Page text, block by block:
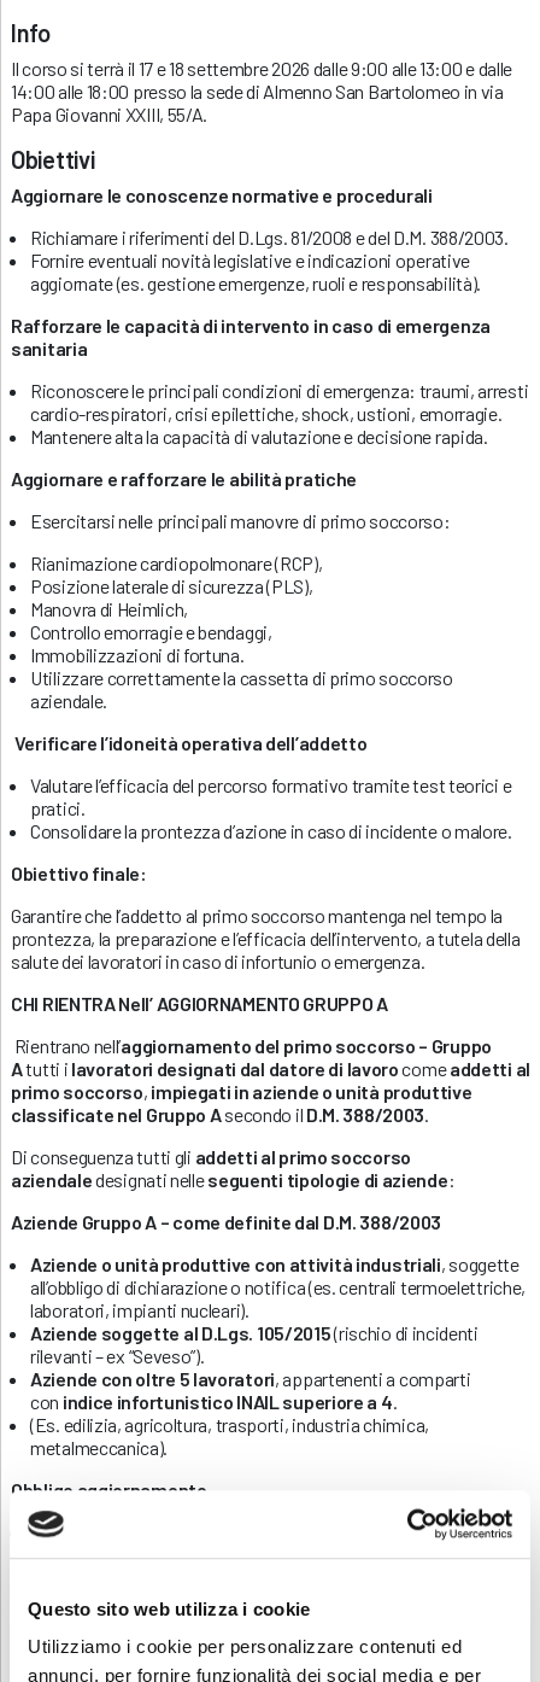
Questo sito web utilizza i cookie
Utilizziamo i cookie per personalizzare contenuti ed
annunci, per fornire funzionalità dei social media e per
Info
Il corso si terrà il 17 e 18 settembre 2026 dalle 9:00 alle 13:00 e dalle
14:00 alle 18:00 presso la sede di Almenno San Bartolomeo in via
Papa Giovanni XXIII, 55/A.
Obiettivi
Aggiornare le conoscenze normative e procedurali
Richiamare i riferimenti del D.Lgs. 81/2008 e del D.M. 388/2003.
Fornire eventuali novità legislative e indicazioni operative
aggiornate (es. gestione emergenze, ruoli e responsabilità).
Rafforzare le capacità di intervento in caso di emergenza
sanitaria
Riconoscere le principali condizioni di emergenza: traumi, arresti
cardio-respiratori, crisi epilettiche, shock, ustioni, emorragie.
Mantenere alta la capacità di valutazione e decisione rapida.
Aggiornare e rafforzare le abilità pratiche
Esercitarsi nelle principali manovre di primo soccorso:
Rianimazione cardiopolmonare (RCP),
Posizione laterale di sicurezza (PLS),
Manovra di Heimlich,
Controllo emorragie e bendaggi,
Immobilizzazioni di fortuna.
Utilizzare correttamente la cassetta di primo soccorso
aziendale.
Verificare l’idoneità operativa dell’addetto
Valutare l’efficacia del percorso formativo tramite test teorici e
pratici.
Consolidare la prontezza d’azione in caso di incidente o malore.
Obiettivo finale:
Garantire che l’addetto al primo soccorso mantenga nel tempo la
prontezza, la preparazione e l’efficacia dell’intervento, a tutela della
salute dei lavoratori in caso di infortunio o emergenza.
CHI RIENTRA Nell’ AGGIORNAMENTO GRUPPO A
Rientrano nell’aggiornamento del primo soccorso – Gruppo
Atutti i lavoratori designati dal datore di lavorocomeaddetti al
primo soccorso, impiegati in aziende o unità produttive
classificate nel Gruppo Asecondo il D.M. 388/2003
Di conseguenza tutti gli addetti al primo soccorso
aziendaledesignati nelleseguenti tipologie di aziende:
Aziende Gruppo A – come definite dal D.M. 388/2003
Aziende o unità produttive con attività industriali, soggette
all’obbligo di dichiarazione o notifica (es. centrali termoelettriche,
laboratori, impianti nucleari).
Aziende soggette al D.Lgs. 105/2015(rischio di incidenti
rilevanti – ex “Seveso”).
Aziende con oltre 5 lavoratori, appartenenti a comparti
con indice infortunistico INAIL superiore a 4
(Es. edilizia, agricoltura, trasporti, industria chimica,
metalmeccanica).
Obbligo aggiornamento
L’aggiornamento è obbligatorio ogni 3 anni
, per tutti gli
addetti formati condurata minimaè di6 ore, e deve
Per i lavoratori stranieri, è necessario
comprensione della lingua veicolare del corso, che di norma è